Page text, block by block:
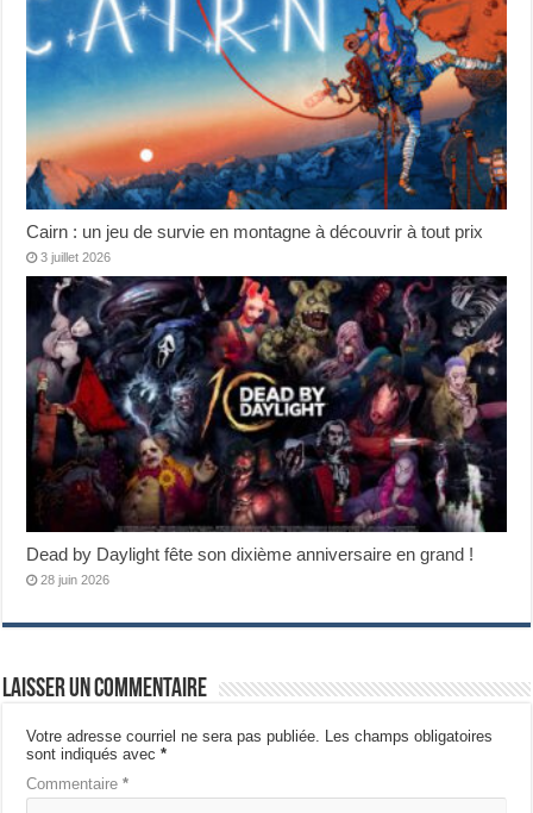
Cairn : un jeu de survie en montagne à découvrir à tout prix
3 juillet 2026
Dead by Daylight fête son dixième anniversaire en grand !
28 juin 2026
Laisser un commentaire
Votre adresse courriel ne sera pas publiée.
Les champs obligatoires
sont indiqués avec*
Commentaire*